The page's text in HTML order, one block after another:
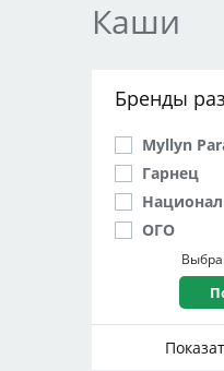
Каши
Бренды
Myllyn
Гарнец
ОГО
Увелка